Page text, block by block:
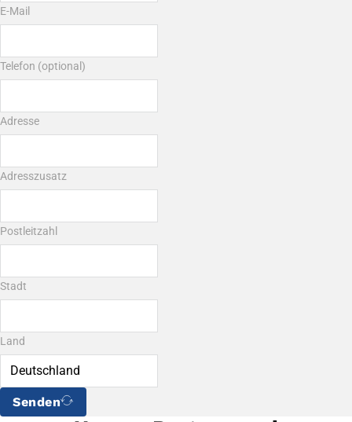
E-Mail
Telefon (optional)
Adresse
Adresszusatz
Postleitzahl
Stadt
Land
Senden